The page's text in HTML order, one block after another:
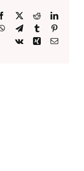
Facebook
X Reddit
WhatsApp
TelegramTumblr
Vk
XingEmail